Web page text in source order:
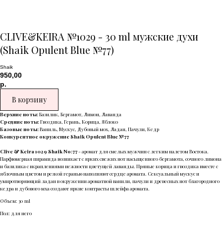
CLIVE&KEIRA №1029 - 30 ml мужские духи
(Shaik Opulent Blue №77)
Shaik
950,00
р.
В корзину
Верхние ноты:Базилик, Бергамот, Лимон, Лаванда
Средние ноты:Гвоздика, Герань, Корица, Яблоко
Базовые ноты:Ваниль, Мускус, Дубовый мох, Ладан, Пачули, Кедр
Конкурентное окружение Shaik Opulent Blue №77
Clive & Keira 1029 Shaik No:77- аромат для смелых мужчин с легким налетом Востока.
Парфюмерная пирамида возникает с ярких свежих нот насыщенного бергамота, сочного лимона
и базилика с вкраплениями нежности цветущей лаванды. Пряные корица и гвоздика вместе с
яблочным цветом и резкой геранью наполняют сердце аромата. Сексуальный мускус и
умиротворяющий ладан в окружении ароматной ванили, пачули и древесных нот благородного
кедра и дубового мха создают яркие контрасты шлейфа аромата.
Объем: 30 ml
Пол: для него